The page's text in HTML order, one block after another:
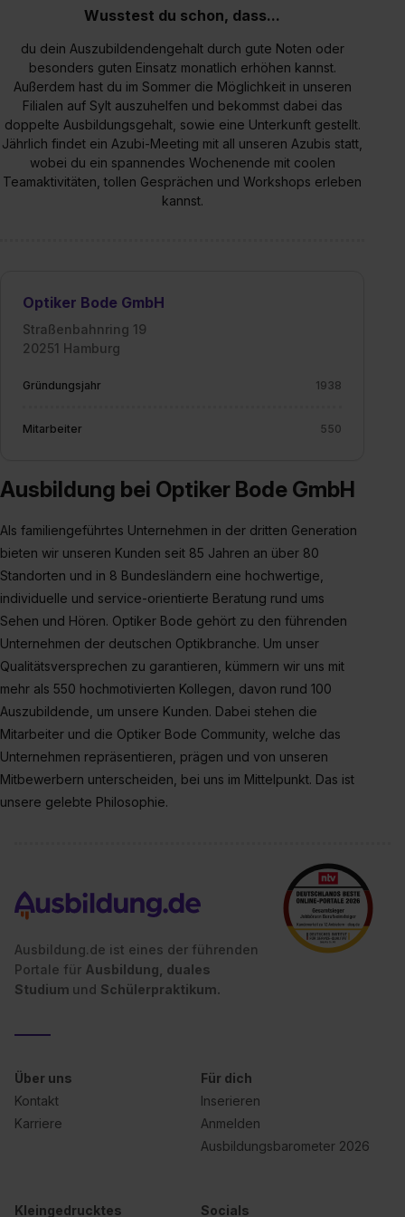
S. 1 lit. a) DS-GVO). Die USA verfügen über kein
II). Du kannst die von dir erteilte Einwilligung jederzeit mit
Wirkung für die Zukunft ganz oder teilweise über unsere
Datenschutzerklärung unter dem Punkt „Datenschutz-
Einstellungen“ widerrufen. Weitere Informationen zu den
einzelnen Cookies findest du durch Klick auf „Details
zeigen“. Weitere Informationen:Datenschutzerklärung
Impressum.
Wusstest du schon, dass...
du dein Auszubildendengehalt durch gute Noten oder
besonders guten Einsatz monatlich erhöhen kannst.
Außerdem hast du im Sommer die Möglichkeit in unseren
Filialen auf Sylt auszuhelfen und bekommst dabei das
doppelte Ausbildungsgehalt, sowie eine Unterkunft gestellt.
Jährlich findet ein Azubi-Meeting mit all unseren Azubis statt,
wobei du ein spannendes Wochenende mit coolen
Teamaktivitäten, tollen Gesprächen und Workshops erleben
kannst.
Optiker Bode GmbH
Straßenbahnring 19
20251 Hamburg
Gründungsjahr 1938
Mitarbeiter 550
Ausbildung bei Optiker Bode GmbH
Als familiengeführtes Unternehmen in der dritten Generation
bieten wir unseren Kunden seit 85 Jahren an über 80
Standorten und in 8 Bundesländern eine hochwertige,
individuelle und service-orientierte Beratung rund ums
Sehen und Hören. Optiker Bode gehört zu den führenden
Unternehmen der deutschen Optikbranche. Um unser
Qualitätsversprechen zu garantieren, kümmern wir uns mit
mehr als 550 hochmotivierten Kollegen, davon rund 100
Auszubildende, um unsere Kunden. Dabei stehen die
Mitarbeiter und die Optiker Bode Community, welche das
Unternehmen repräsentieren, prägen und von unseren
Mitbewerbern unterscheiden, bei uns im Mittelpunkt. Das ist
unsere gelebte Philosophie.
Ausbildung.de ist eines der führenden
Portale für Ausbildung, duales
Studium und Schülerpraktikum.
Über uns
Kontakt
Karriere
Für dich
Inserieren
Anmelden
Ausbildungsbarometer 2026
Kleingedrucktes Socials